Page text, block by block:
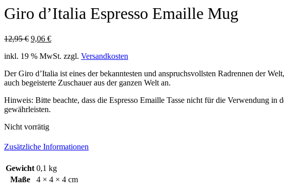
Giro d’Italia Espresso Emaille Mug
12,95€ Ursprünglicher
war:
9,06 €Aktueller
ist:
inkl. 19 % MwSt. zzgl. Versandkosten
Der Giro d’Italia ist eines der bekanntesten und anspruchsvollsten Radrennen der
auch begeisterte Zuschauer aus der ganzen Welt an.
Hinweis: Bitte beachte, dass die Espresso Emaille Tasse nicht für die Verwendung
gewährleisten.
Nicht vorrätig
Zusätzliche Informationen
Gewicht 0,1 kg
Maße
4 × 4 × 4 cm